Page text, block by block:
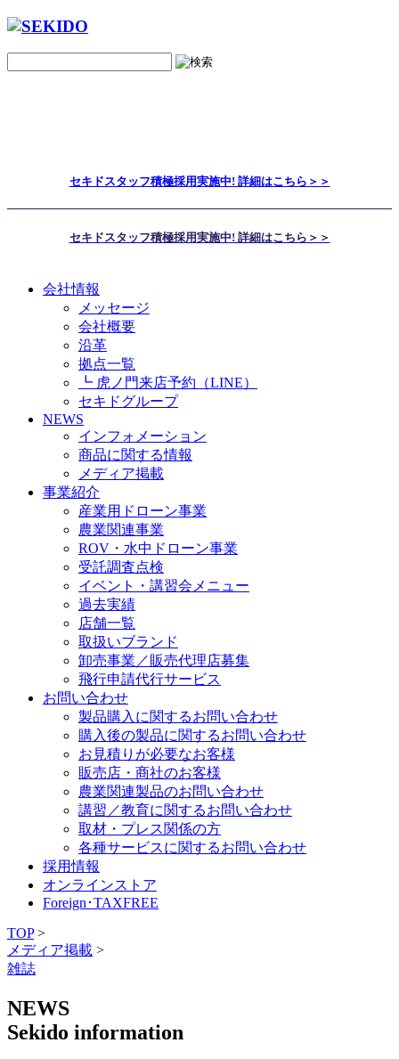
セキドスタッフ積極採用実施中! 詳細はこちら＞＞
セキドスタッフ積極採用実施中! 詳細はこちら＞＞
会社情報
メッセージ
会社概要
沿革
拠点一覧
┗ 虎ノ門来店予約（LINE）
セキドグループ
NEWS
インフォメーション
商品に関する情報
メディア掲載
事業紹介
産業用ドローン事業
農業関連事業
ROV・水中ドローン事業
受託調査点検
イベント・講習会メニュー
過去実績
店舗一覧
取扱いブランド
卸売事業／販売代理店募集
飛行申請代行サービス
お問い合わせ
製品購入に関するお問い合わせ
購入後の製品に関するお問い合わせ
お見積りが必要なお客様
販売店・商社のお客様
農業関連製品のお問い合わせ
講習／教育に関するお問い合わせ
取材・プレス関係の方
各種サービスに関するお問い合わせ
採用情報
オンラインストア
Foreign･TAXFREE
TOP>
メディア掲載 >
雑誌
NEWS
Sekido information